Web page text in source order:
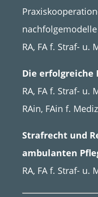
nachfolgemodelle
RA, FA f. Straf- u.
Die erfolgreiche
RA, FA f. Straf- u.
RAin, FAin f.
Strafrecht und
ambulanten
RA, FA f. Straf- u.